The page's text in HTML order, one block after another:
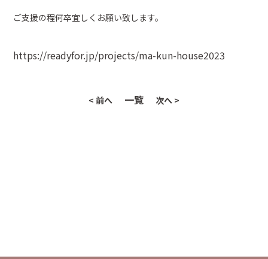
ご支援の程何卒宜しくお願い致します。
https://readyfor.jp/projects/ma-kun-house2023
< 前へ 一覧 次へ >